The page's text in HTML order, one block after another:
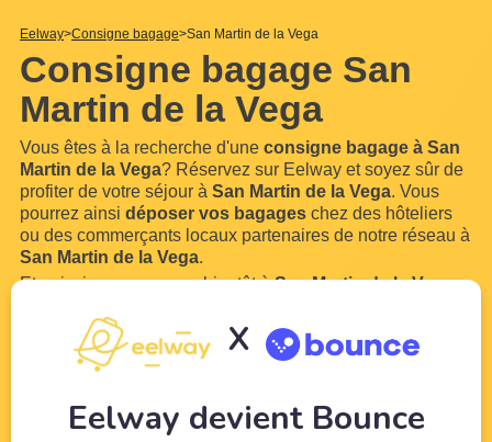
Eelway Consigne bagage San Martin de la Vega
Consigne bagage San
Martin de la Vega
Vous êtes à la recherche d'une consigne bagage à San
Martin de la Vega? Réservez sur Eelway et soyez sûr de
profiter de votre séjour à San Martin de la Vega. Vous
pourrez ainsi déposer vos bagages chez des hôteliers
ou des commerçants locaux partenaires de notre réseau à
San Martin de la Vega.
Et oui, si vous voyagez bientôt àSan Martin de la Vega,
laissez des professionnels du tourisme veiller sur
bagagesle temps de profiter de votre...Lire plus
X
Eelway devient Bounce